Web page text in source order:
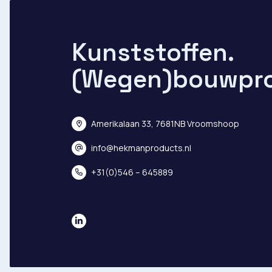
Kunststoffen.
Amerikalaan 33, 7681NB Vroomshoop
info@hekmanproducts.nl
+31(0)546 – 645889